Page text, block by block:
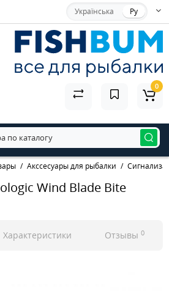
Українська Ру
0
Акссесуары для рыбалки
Wind Blade Bite
Характеристики Отзывы 0